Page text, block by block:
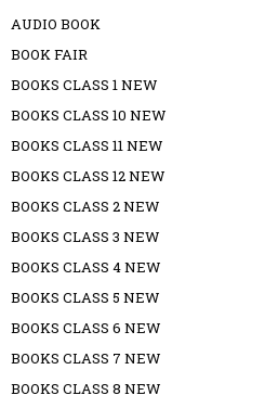
AUDIO BOOK
BOOK FAIR
BOOKS CLASS 1 NEW
BOOKS CLASS 10 NEW
BOOKS CLASS 11 NEW
BOOKS CLASS 12 NEW
BOOKS CLASS 2 NEW
BOOKS CLASS 3 NEW
BOOKS CLASS 4 NEW
BOOKS CLASS 5 NEW
BOOKS CLASS 6 NEW
BOOKS CLASS 7 NEW
BOOKS CLASS 8 NEW